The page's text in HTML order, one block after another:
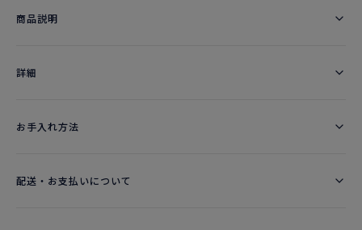
商品説明
詳細​
お手入れ方法
配送・お支払いについて